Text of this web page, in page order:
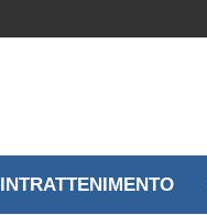
INTRATTENIMENTO